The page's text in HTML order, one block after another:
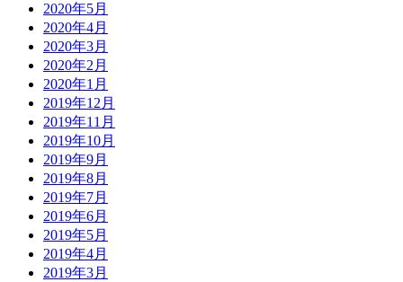
2020年5月
2020年4月
2020年3月
2020年2月
2020年1月
2019年12月
2019年11月
2019年10月
2019年9月
2019年8月
2019年7月
2019年6月
2019年5月
2019年4月
2019年3月